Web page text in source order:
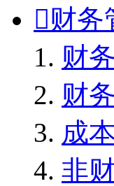
财务
财
财
成
非